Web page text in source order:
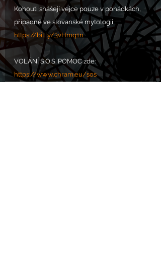
Kohouti snášejí vejce pouze v pohádkách,
případně ve slovanské mytologii
https://bit.ly/3vHmq1n
VOLÁNÍ S.O.S. POMOC zde:
https://www.chram.eu/sos